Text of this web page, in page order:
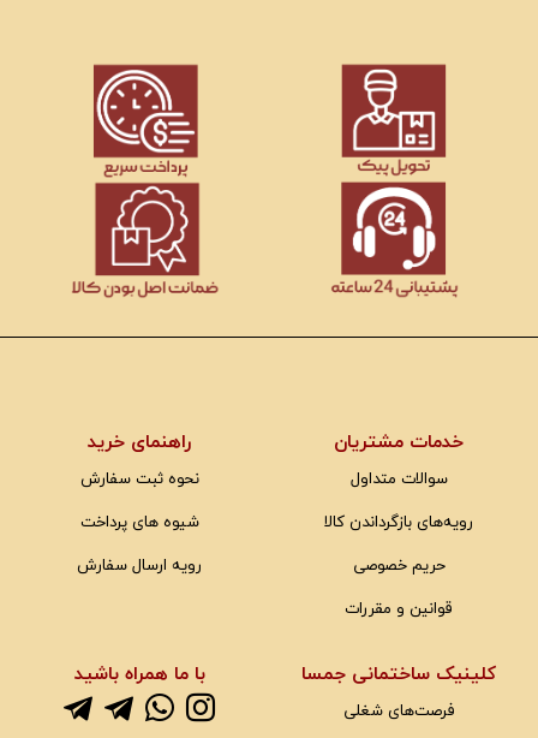
خدمات مشتریان
سوالات متداول
رویه‌های بازگرداندن کالا
حریم خصوصی
قوانین و مقررات
راهنمای خرید
نحوه ثبت سفارش
شیوه های پرداخت
رویه ارسال سفارش
کلینیک ساختمانی جمسا
فرصت‌های شغلی
با ما همراه باشید